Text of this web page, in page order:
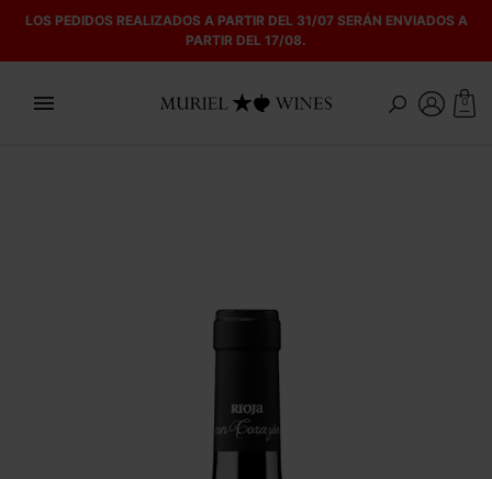
LOS PEDIDOS REALIZADOS A PARTIR DEL 31/07 SERÁN ENVIADOS A
PARTIR DEL 17/08.
 0